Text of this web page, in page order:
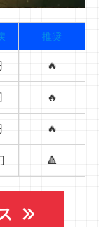
推奨
🔥
🔥
🔥
🔺